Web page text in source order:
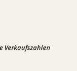
Verkaufszahlen